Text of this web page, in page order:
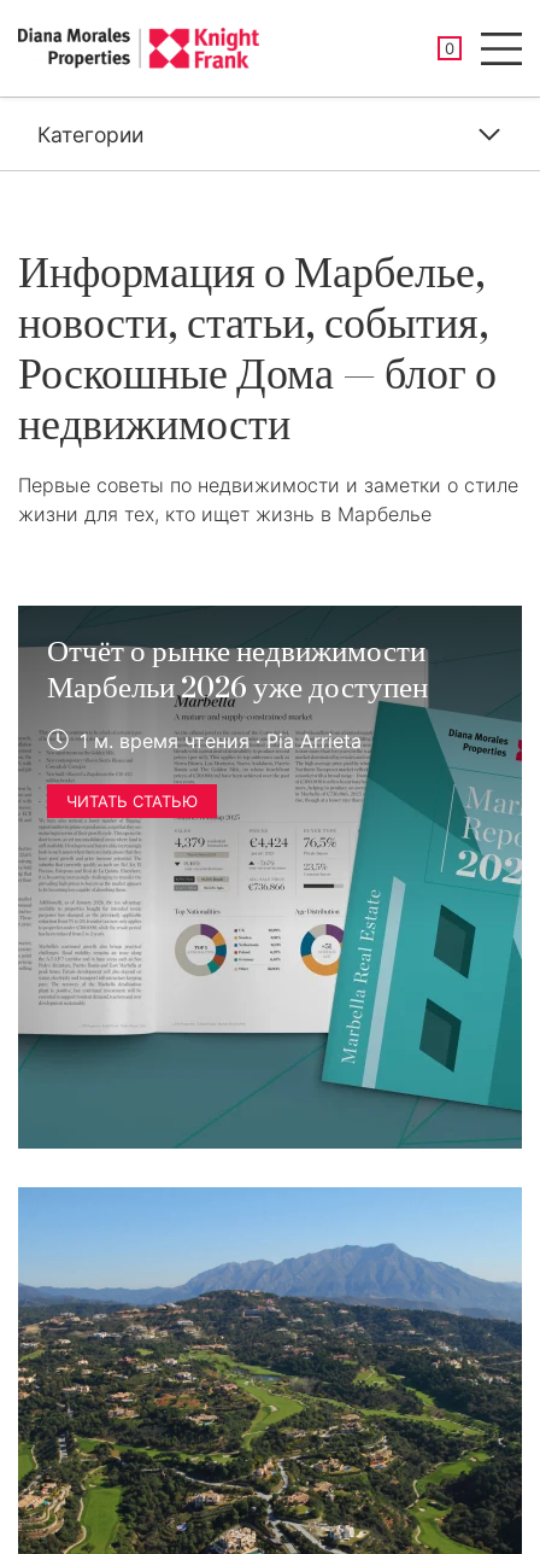
0
Категории
Информация о Марбелье,
новости, статьи, события,
Роскошные Дома — блог о
недвижимости
Первые советы по недвижимости и заметки о стиле
жизни для тех, кто ищет жизнь в Марбелье
Отчёт о рынке недвижимости
Марбельи 2026 уже доступен
1 м. время чтения · Pia Arrieta
ЧИТАТЬ СТАТЬЮ